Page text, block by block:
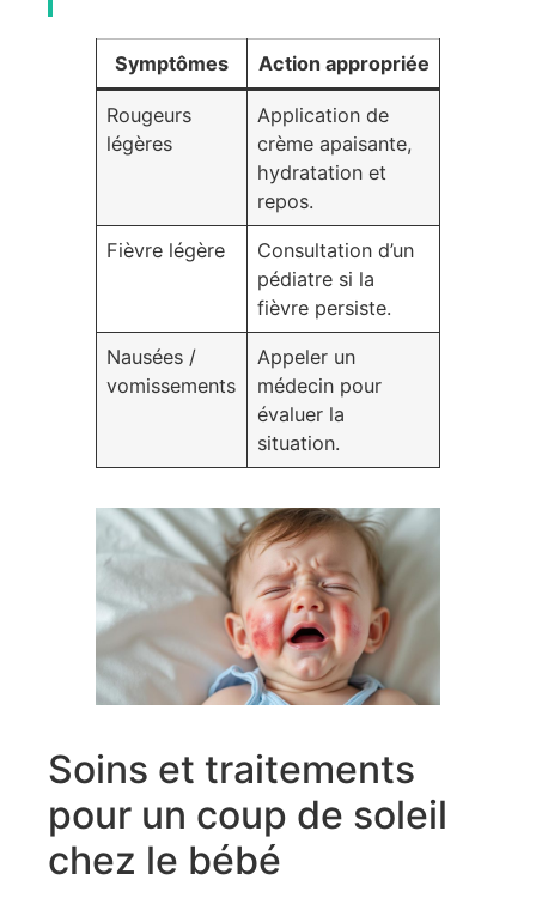
Symptômes Action appropriée
Rougeurs
légères
Application de
crème apaisante,
hydratation et
repos.
Fièvre légère
Consultation d’un
pédiatre si la
fièvre persiste.
Nausées /
vomissements
Appeler un
médecin pour
évaluer la
situation.
Soins et traitements
pour un coup de soleil
chez le bébé